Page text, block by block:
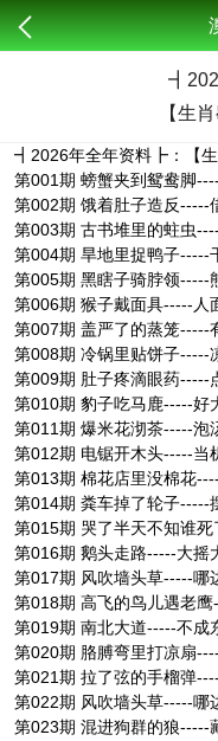
┫
【生
┫2026年全年资料┣：【
第001期 螃蟹夹到鸳鸯脚
第002期 饿着肚子造反-----
第003期 古书堆里的蛀虫
第004期 旱地里捉鸭子-----
第005期 黑瞎子骑脖领-----
第006期 猴子戴面具-----人
第007期 盖严了的蒸笼-----
第008期 冷锅里贴饼子-----
第009期 肚子疼滴眼药-----
第010期 豹子吃马鹿-----好
第011期 爆米花沏茶-----泡
第012期 电锯开木头-----当
第013期 棉花店里没棉花
第014期 粪车掉了轮子-----
第015期 哭了半天不知谁
第016期 鹅头走路-----大摇
第017期 风吹墙头草-----哪
第018期 高飞的鸟儿遇老
第019期 南北大道-----不成
第020期 胳膊弯里打凉扇
第021期 拉了弦的手榴弹
第022期 风吹墙头草-----哪
第023期 混进狗群的狼-----